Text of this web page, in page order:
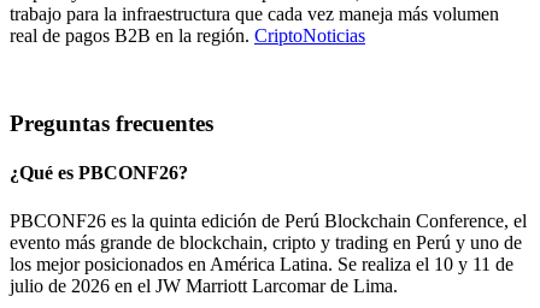
trabajo para la infraestructura que cada vez maneja más volumen
real de pagos B2B en la región. CriptoNoticias
Preguntas frecuentes
¿Qué es PBCONF26?
PBCONF26 es la quinta edición de Perú Blockchain Conference, el
evento más grande de blockchain, cripto y trading en Perú y uno de
los mejor posicionados en América Latina. Se realiza el 10 y 11 de
julio de 2026 en el JW Marriott Larcomar de Lima.